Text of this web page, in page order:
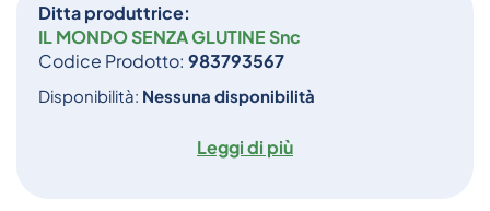
Ditta produttrice:
IL MONDO SENZA GLUTINE Snc
Codice Prodotto: 983793567
Disponibilità: Nessuna disponibilità
Leggi di più